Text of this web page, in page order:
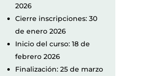
2026
Cierre inscripciones: 30
de enero 2026
Inicio del curso: 18 de
febrero 2026
Finalización: 25 de marzo